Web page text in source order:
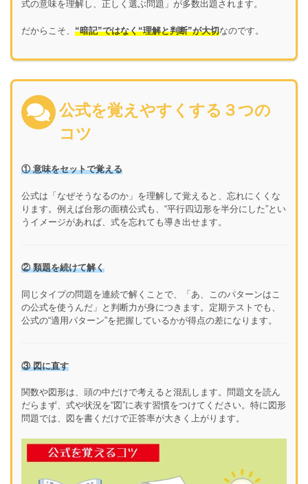
式の意味を理解し、正しく選ぶ問題」が多数出題されます。
だからこそ、“暗記”ではなく“理解と判断”が大切なのです。
公式を覚えやすくする３つの
コツ
① 意味をセットで覚える
公式は「なぜそうなるのか」を理解して覚えると、忘れにくくな
ります。例えば台形の面積公式も、“平行四辺形を半分にした”とい
うイメージがあれば、式を忘れても導き出せます。
② 類題を続けて解く
同じタイプの問題を連続で解くことで、「あ、このパターンはこ
の公式を使うんだ」と判断力が身につきます。定期テストでも、
公式の“適用パターン”を把握しているかが得点の差になります。
③ 図に直す
関数や図形は、頭の中だけで考えると混乱します。問題文を読ん
だらまず、式や状況を“図”に表す習慣をつけてください。特に図形
問題では、図を書くだけで正答率が大きく上がります。